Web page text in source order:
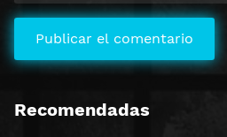
Recomendadas